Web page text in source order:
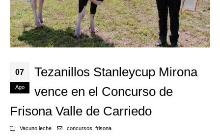
07
Ago
Tezanillos Stanleycup Mirona
vence en el Concurso de
Frisona Valle de Carriedo
Vacuno leche concursos frisona